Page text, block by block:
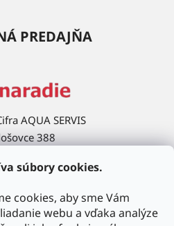
súbory cookies.
cookies, aby sme Vám
webu a vďaka analýze
PREDAJŇA
AQUA SERVIS
388